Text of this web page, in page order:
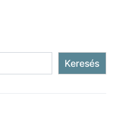
Keresés